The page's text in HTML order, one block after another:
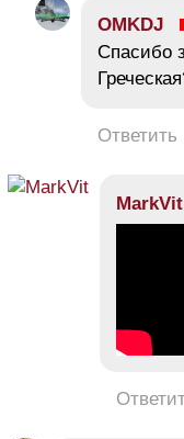
OMKDJ
Спасибо
Ответить
MarkVit